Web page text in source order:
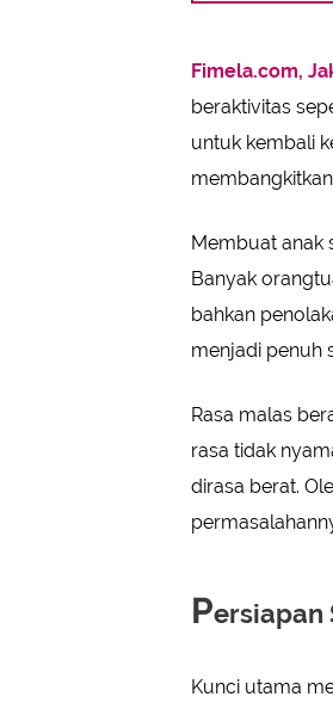
Fimela.com,
beraktivitas
untuk kembali
Membuat anak
Banyak
bahkan
menjadi penuh
Rasa malas
rasa tidak
dirasa berat.
Persiapan
Kunci utama